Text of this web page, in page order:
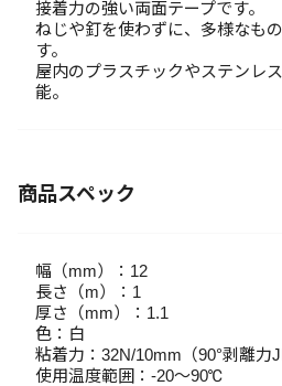
接着力の強い両面テープです。
ねじや釘を使わずに、多様なも
す。
屋内のプラスチックやステンレ
能。
商品スペック
幅（mm）：12
長さ（m）：1
厚さ（mm）：1.1
色：白
粘着力：32N/10mm（90°剥離力
使用温度範囲：-20～90℃